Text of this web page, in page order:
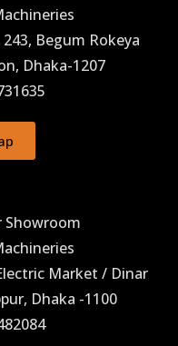
Begum Rokeya
Dhaka-1207
Showroom
Market / Dinar
Dhaka -1100